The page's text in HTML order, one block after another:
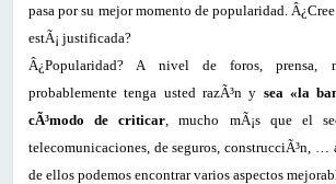
pasa por su mejor momento de popularidad.
estÃ¡ justificada?
Â¿Popularidad? A nivel de foros, prensa,
probablemente tenga usted razÃ³n y sea «la
cÃ³modo de criticar, mucho mÃ¡s que el
telecomunicaciones, de seguros, construcciÃ³n, …
de ellos podemos encontrar varios aspectos